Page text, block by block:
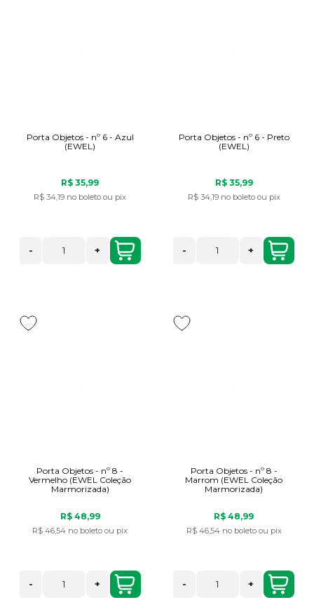
Porta Objetos - nº 6 - Azul
(EWEL)
R$ 35,99
R$ 34,19 no boleto ou pix
- +
Porta Objetos - nº 6 - Preto
(EWEL)
R$ 35,99
R$ 34,19 no boleto ou pix
- +
Porta Objetos - nº 8 -
Vermelho (EWEL Coleção
Marmorizada)
R$ 48,99
R$ 46,54 no boleto ou pix
- +
Porta Objetos - nº 8 -
Marrom (EWEL Coleção
Marmorizada)
R$ 48,99
R$ 46,54 no boleto ou pix
- +